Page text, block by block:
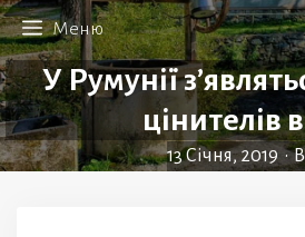
Меню
У Румунії
цінителів
13 Січня, 2019 •